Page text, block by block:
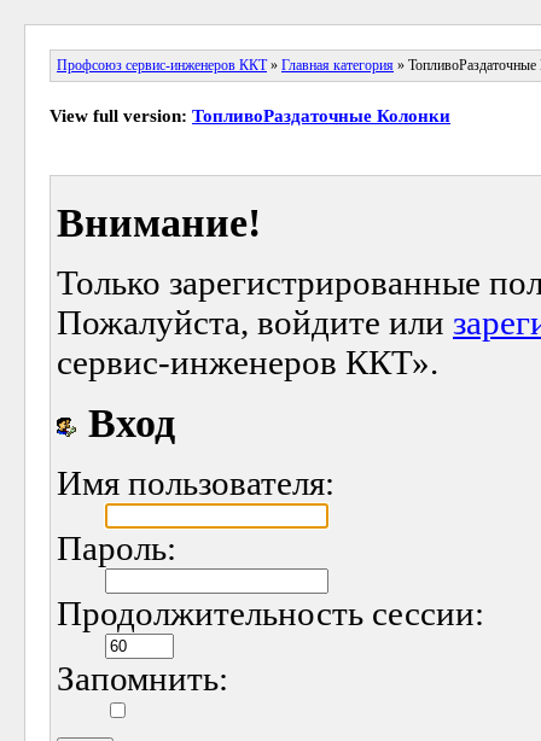
Профсоюз сервис-инженеров ККТ» Главная категория »
View full version: ТопливоРаздаточные Колонки
Внимание!
Только зарегистрированные
Пожалуйста, войдите или
сервис-инженеров ККТ».
Вход
Имя пользователя:
Пароль:
Продолжительность сессии:
Запомнить: